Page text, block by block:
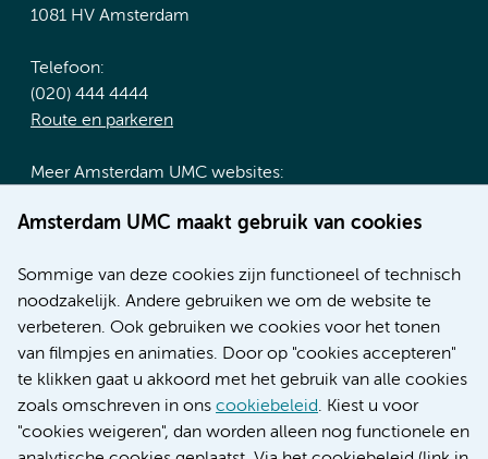
Amsterdam UMC maakt gebruik van cookies
Sommige van deze cookies zijn functioneel of technisch
noodzakelijk. Andere gebruiken we om de website te
verbeteren. Ook gebruiken we cookies voor het tonen
van filmpjes en animaties. Door op "cookies accepteren"
te klikken gaat u akkoord met het gebruik van alle cookies
zoals omschreven in ons cookiebeleid. Kiest u voor
"cookies weigeren", dan worden alleen nog functionele en
1081 HV Amsterdam
Telefoon:
(020) 444 4444
Route en parkeren
Meer Amsterdam UMC websites:
Werken bij Amsterdam UMC
Nieuws
Research
Educatie locatie AMC
Educatie locatie VUmc
Verwijzen & diagnostiek